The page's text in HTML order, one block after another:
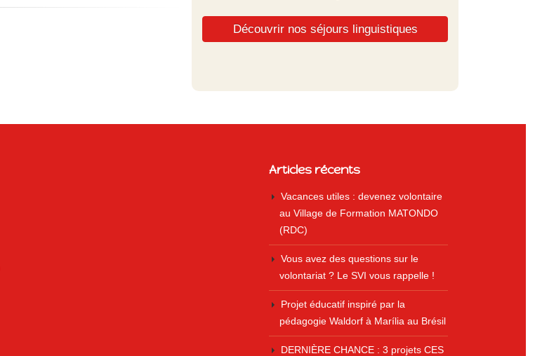
Découvrir nos séjours linguistiques
Articles récents
Vacances utiles : devenez volontaire
au Village de Formation MATONDO
(RDC)
Vous avez des questions sur le
volontariat ? Le SVI vous rappelle !
Projet éducatif inspiré par la
pédagogie Waldorf à Marília au Brésil
DERNIÈRE CHANCE : 3 projets CES